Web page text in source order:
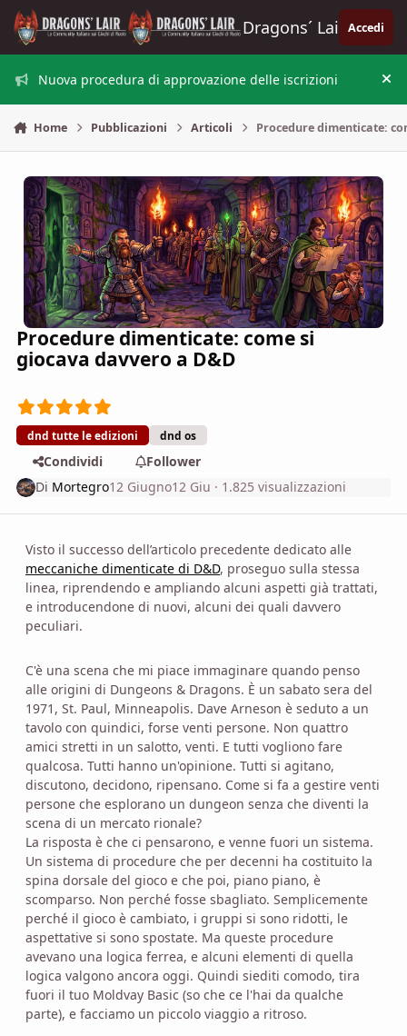
Vai al contenuto
Dragons´ Lair Accedi
Nuova procedura di approvazione delle iscrizioni
Home Pubblicazioni Articoli Procedure dimenticate:
Procedure dimenticate: come si
giocava davvero a D&D
dnd tutte le edizioni dnd os
Condividi
Follower
Di Mortegro12 Giugno12 Giu · 1.825 visualizzazioni
Visto il successo dell’articolo precedente dedicato alle
meccaniche dimenticate di D&D, proseguo sulla stessa
linea, riprendendo e ampliando alcuni aspetti già trattati,
e introducendone di nuovi, alcuni dei quali davvero
peculiari.
C'è una scena che mi piace immaginare quando penso
alle origini di Dungeons & Dragons. È un sabato sera del
1971, St. Paul, Minneapolis. Dave Arneson è seduto a un
tavolo con quindici, forse venti persone. Non quattro
amici stretti in un salotto, venti. E tutti vogliono fare
qualcosa. Tutti hanno un'opinione. Tutti si agitano,
discutono, decidono, ripensano. Come si fa a gestire venti
persone che esplorano un dungeon senza che diventi la
scena di un mercato rionale?
La risposta è che ci pensarono, e venne fuori un sistema.
Un sistema di procedure che per decenni ha costituito la
spina dorsale del gioco e che poi, piano piano, è
scomparso. Non perché fosse sbagliato. Semplicemente
perché il gioco è cambiato, i gruppi si sono ridotti, le
aspettative si sono spostate. Ma queste procedure
avevano una logica ferrea, e alcuni elementi di quella
logica valgono ancora oggi. Quindi siediti comodo, tira
fuori il tuo Moldvay Basic (so che ce l'hai da qualche
parte), e facciamo un piccolo viaggio a ritroso.